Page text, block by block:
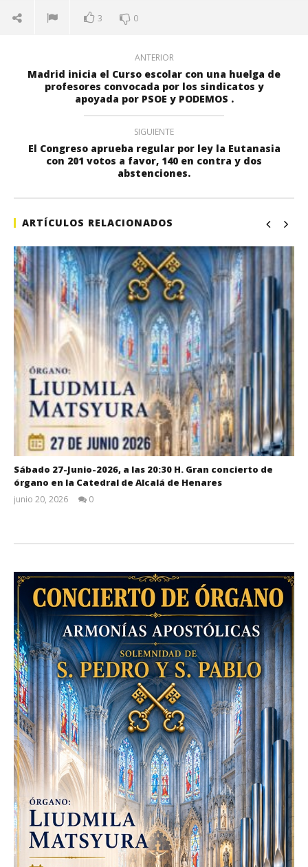
3 0
ANTERIOR
Madrid inicia el Curso escolar con una huelga de
profesores convocada por los sindicatos y
apoyada por PSOE y PODEMOS .
SIGUIENTE
El Congreso aprueba regular por ley la Eutanasia
con 201 votos a favor, 140 en contra y dos
abstenciones.
ARTÍCULOS RELACIONADOS
Sábado 27-Junio-2026, a las 20:30 H. Gran concierto de
órgano en la Catedral de Alcalá de Henares
junio 20, 2026
0